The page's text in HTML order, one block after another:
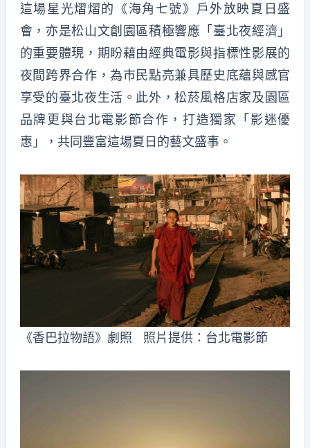
這場星光熠熠的《海角七號》戶外放映夏日盛
會，亦是松山文創園區積極響應「臺北夜經濟」
的重要體現，期盼藉由經典電影與指標性影展的
夜間跨界合作，為市民點亮兼具歷史底蘊與感官
享受的臺北夜生活。此外，松菸風格店家及園區
品牌更與台北電影節合作，打造獨家「影迷優
惠」，共同豐富這場夏日的藝文盛事。
《香巴拉物語》劇照 照片提供：台北電影節